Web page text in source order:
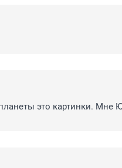
это картинки. Мне